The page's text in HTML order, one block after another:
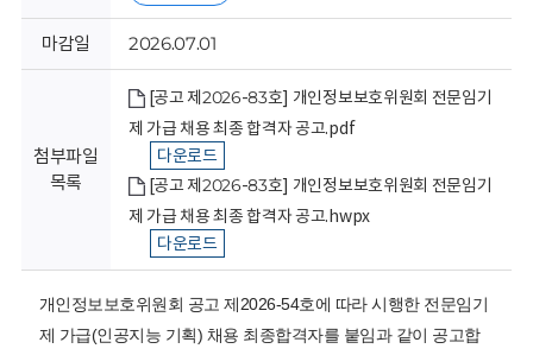
마감일 2026.07.01
첨부파일
목록
[공고 제2026-83호] 개인정보보호위원회 전문임기
제 가급 채용 최종 합격자 공고.pdf
다운로드
[공고 제2026-83호] 개인정보보호위원회 전문임기
제 가급 채용 최종 합격자 공고.hwpx
다운로드
개인정보보호위원회 공고 제2026-54호에 따라 시행한 전문임기
제 가급(인공지능 기획) 채용 최종합격자를 붙임과 같이 공고합